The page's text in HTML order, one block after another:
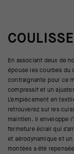
En associant deux de
épouse les courbes du
contraignante pour ce
compressif et un
L’empiècement en
retrouverez sur les
maintien. Il enveloppe
fermeture éclair qui
et aérodynamique et
montées a été